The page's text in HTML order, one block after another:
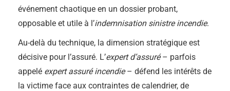
événement chaotique en un dossier probant,
opposable et utile à l’indemnisation sinistre incendie.
Au-delà du technique, la dimension stratégique est
décisive pour l’assuré. L’expert d’assuré– parfois
appelé expert assuré incendie– défend les intérêts de
la victime face aux contraintes de calendrier, de